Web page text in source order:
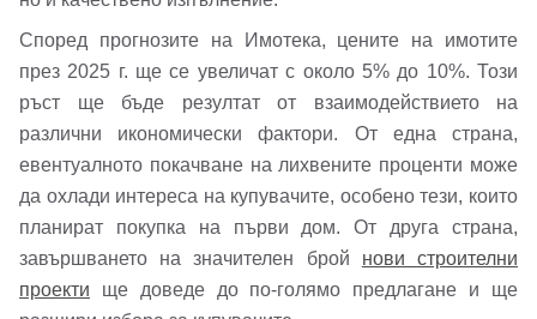
Според прогнозите на Имотека, цените на имотите
през 2025 г. ще се увеличат с около 5% до 10%. Този
ръст ще бъде резултат от взаимодействието на
различни икономически фактори. От една страна,
евентуалното покачване на лихвените проценти може
да охлади интереса на купувачите, особено тези, които
планират покупка на първи дом. От друга страна,
завършването на значителен брой нови строителни
проекти ще доведе до по-голямо предлагане и ще